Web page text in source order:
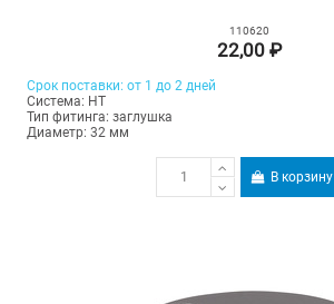
110620
22,00 ₽
Срок поставки: от 1 до 2 дней
Система: HT
Тип фитинга: заглушка
Диаметр: 32 мм
В корзину